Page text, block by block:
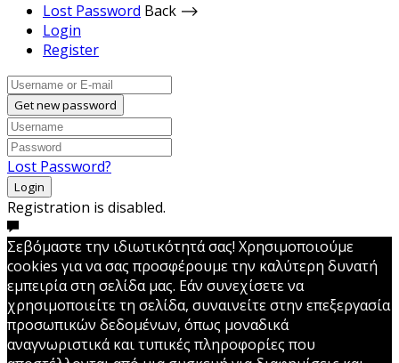
Lost Password Back ⟶
Login
Register
Get new password
Lost Password?
Login
Registration is disabled.
Σεβόμαστε την ιδιωτικότητά σας! Χρησιμοποιούμε
cookies για να σας προσφέρουμε την καλύτερη δυνατή
εμπειρία στη σελίδα μας. Εάν συνεχίσετε να
χρησιμοποιείτε τη σελίδα, συναινείτε στην επεξεργασία
προσωπικών δεδομένων, όπως μοναδικά
αναγνωριστικά και τυπικές πληροφορίες που